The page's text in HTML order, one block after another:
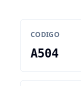
CODIGO
A504